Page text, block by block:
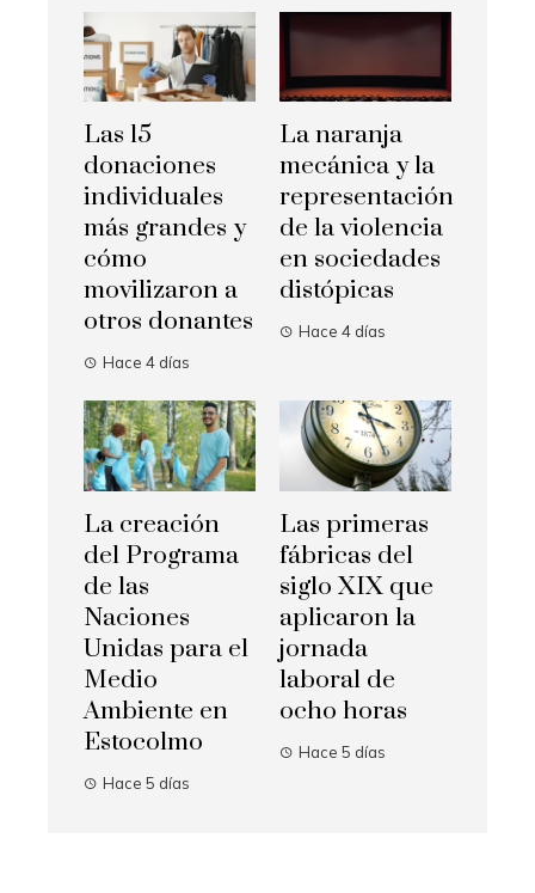
Las 15
donaciones
individuales
más grandes y
cómo
movilizaron a
otros donantes
Hace 4 días
La naranja
mecánica y la
representación
de la violencia
en sociedades
distópicas
Hace 4 días
La creación
del Programa
de las
Naciones
Unidas para el
Medio
Ambiente en
Estocolmo
Hace 5 días
Las primeras
fábricas del
siglo XIX que
aplicaron la
jornada
laboral de
ocho horas
Hace 5 días